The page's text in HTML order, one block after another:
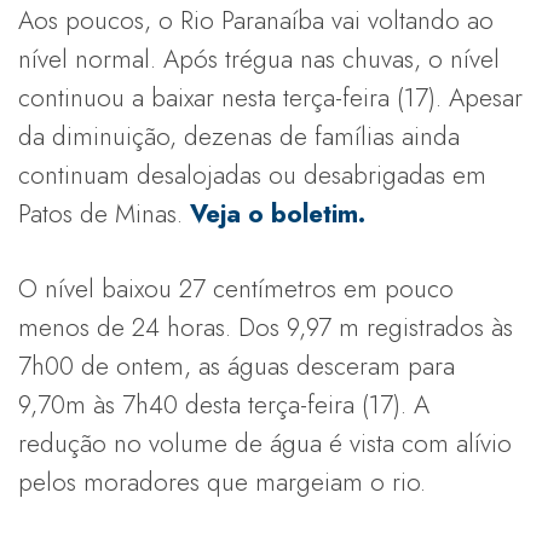
Aos poucos, o Rio Paranaíba vai voltando ao
nível normal. Após trégua nas chuvas, o nível
continuou a baixar nesta terça-feira (17). Apesar
da diminuição, dezenas de famílias ainda
continuam desalojadas ou desabrigadas em
Patos de Minas. Veja o boletim.
O nível baixou 27 centímetros em pouco
menos de 24 horas. Dos 9,97 m registrados às
7h00 de ontem, as águas desceram para
9,70m às 7h40 desta terça-feira (17). A
redução no volume de água é vista com alívio
pelos moradores que margeiam o rio.